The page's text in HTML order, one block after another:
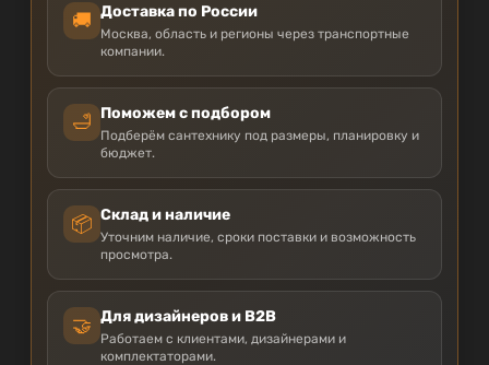
🚚 Доставка по России
Москва, область и регионы через транспортные
компании.
🛁 Поможем с подбором
Подберём сантехнику под размеры, планировку и
бюджет.
📦 Склад и наличие
Уточним наличие, сроки поставки и возможность
просмотра.
🤝 Для дизайнеров и B2B
Работаем с клиентами, дизайнерами и
комплектаторами.